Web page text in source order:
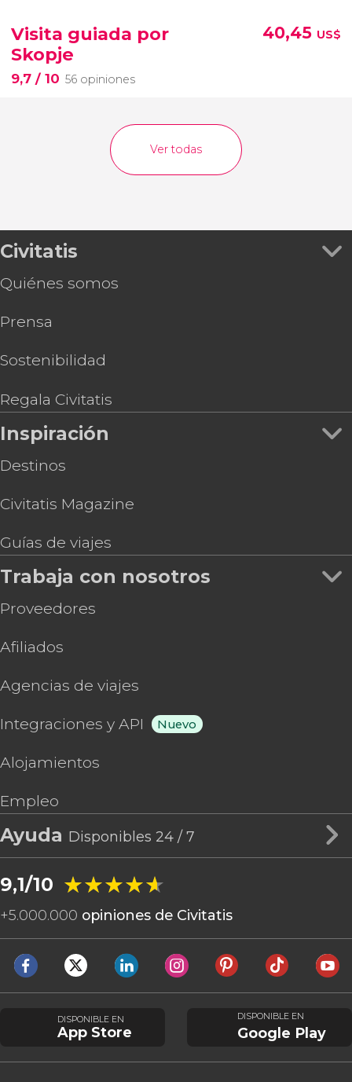
Visita guiada por
Skopje
9,7 / 10 56 opiniones
40,45 US$
Ver todas
Civitatis
Quiénes somos
Prensa
Sostenibilidad
Regala Civitatis
Inspiración
Destinos
Civitatis Magazine
Guías de viajes
Trabaja con nosotros
Proveedores
Afiliados
Agencias de viajes
Integraciones y API Nuevo
Alojamientos
Empleo
Ayuda Disponibles 24 / 7
9,1/10 ★★★★★
★★★★★
+5.000.000 opiniones de Civitatis
DISPONIBLE EN
App Store
DISPONIBLE EN
Google Play